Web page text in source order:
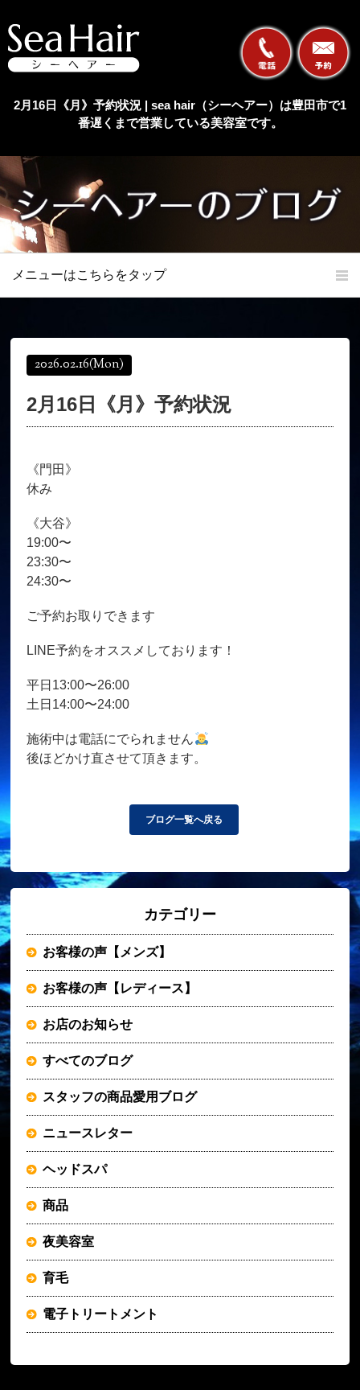
2月16日《月》予約状況 | sea hair（シーヘアー）は豊田市で1
番遅くまで営業している美容室です。
メニューはこちらをタップ
オンラインショップ
育毛コース よくある質問
お客様の声
2026.02.16(Mon)
2月16日《月》予約状況
《門田》
休み
《大谷》
19:00〜
23:30〜
24:30〜
ご予約お取りできます
LINE予約をオススメしております！
平日13:00〜26:00
土日14:00〜24:00
施術中は電話にでられません
後ほどかけ直させて頂きます。
ブログ一覧へ戻る
カテゴリー
お客様の声【メンズ】
お客様の声【レディース】
お店のお知らせ
すべてのブログ
スタッフの商品愛用ブログ
ニュースレター
ヘッドスパ
商品
夜美容室
育毛
電子トリートメント